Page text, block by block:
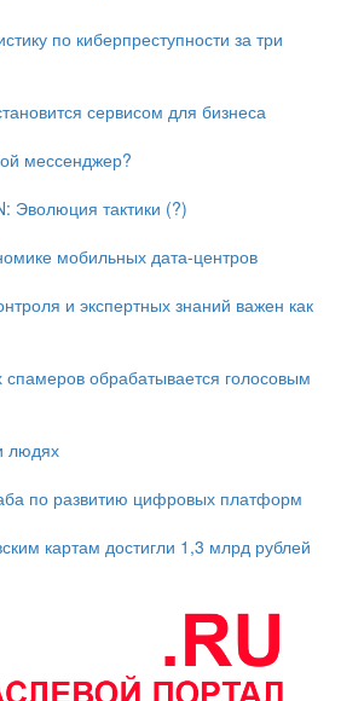
по киберпреступности за три
сервисом для бизнеса
мессенджер?
Эволюция тактики (?)
мобильных дата-центров
и экспертных знаний важен как
обрабатывается голосовым
людях
по развитию цифровых платформ
картам достигли 1,3 млрд рублей